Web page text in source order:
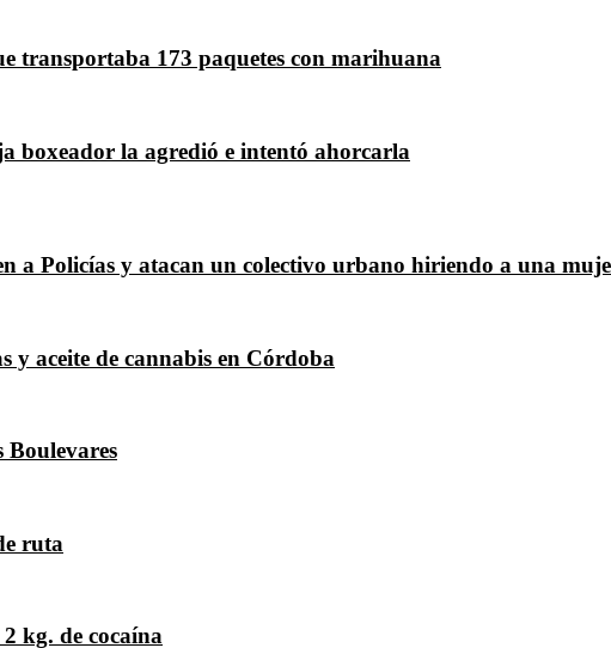
transportaba 173 paquetes con marihuana
boxeador la agredió e intentó ahorcarla
a Policías y atacan un colectivo urbano hiriendo a una
y aceite de cannabis en Córdoba
Boulevares
ruta
kg. de cocaína